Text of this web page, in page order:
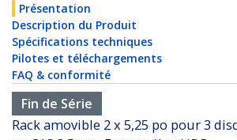
Présentation
Description du Produit
Spécifications techniques
Pilotes et téléchargements
FAQ & conformité
Fin de Série
Rack amovible 2 x 5,25 po pour 3